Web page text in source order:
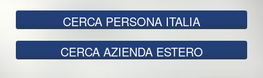
CERCA PERSONA ITALIA
CERCA AZIENDA ESTERO